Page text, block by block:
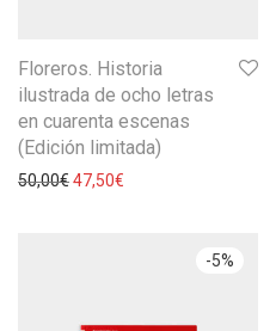
Floreros. Historia
ilustrada de ocho letras
en cuarenta escenas
(Edición limitada)
50,00€47,50€
-5%